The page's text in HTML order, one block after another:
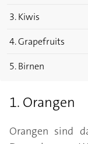
3. Kiwis
4. Grapefruits
5. Birnen
1. Orangen
Orangen sind